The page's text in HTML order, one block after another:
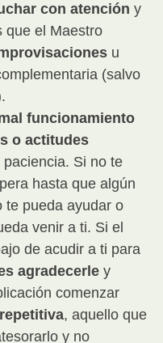
con atención y
que el Maestro
u
(salvo
funcionamiento
o actitudes
paciencia. Si no te
hasta que algún
te pueda ayudar o
venir a ti. Si el
de acudir a ti para
agradecerle y
comenzar
, aquello que
y no